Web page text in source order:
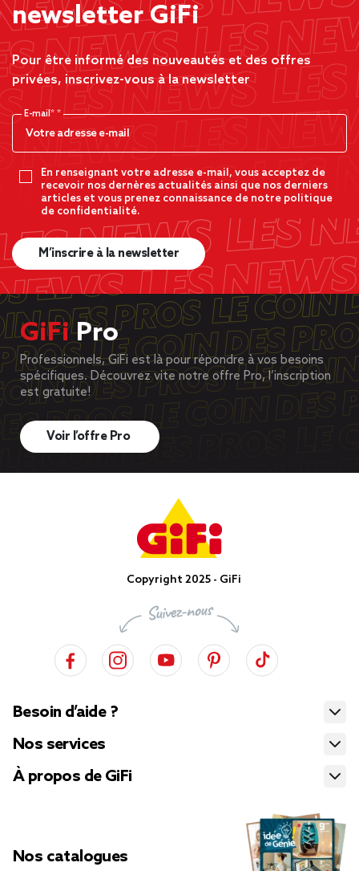
newsletter GiFi
Pour être informé des nouveautés et des offres
privées, inscrivez-vous à la newsletter
E-mail*
En renseignant votre adresse e-mail, vous acceptez de
recevoir nos dernères actualités ainsi que nos derniers
articles et vous prenez connaissance de notre politique
de confidentialité.
M’inscrire à la newsletter
GiFiPro
Professionnels, GiFi est là pour répondre à vos besoins
spécifiques. Découvrez vite notre offre Pro, l’inscription
est gratuite!
Voir l’offre Pro
Copyright 2025 - GiFi
Besoin d’aide ?
Nos services
À propos de GiFi
Nos catalogues